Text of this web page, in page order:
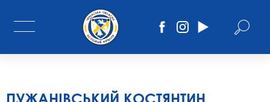
ПУЖАНІВСЬКИЙ КОСТЯНТИН